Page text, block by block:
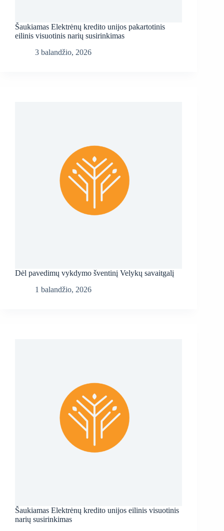
Šaukiamas Elektrėnų kredito unijos pakartotinis
eilinis visuotinis narių susirinkimas
3 balandžio, 2026
Dėl pavedimų vykdymo šventinį Velykų savaitgalį
1 balandžio, 2026
Šaukiamas Elektrėnų kredito unijos eilinis visuotinis
narių susirinkimas